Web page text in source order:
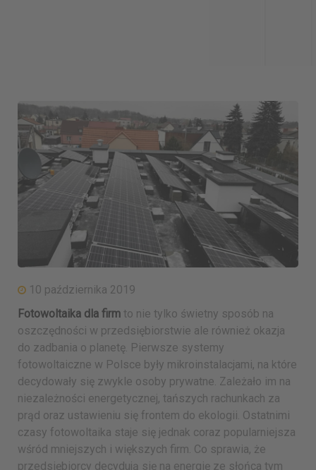
10 października 2019
Fotowoltaika dla firm to nie tylko świetny sposób na
oszczędności w przedsiębiorstwie ale również okazja
do zadbania o planetę. Pierwsze systemy
fotowoltaiczne w Polsce były mikroinstalacjami, na które
decydowały się zwykle osoby prywatne. Zależało im na
niezależności energetycznej, tańszych rachunkach za
prąd oraz ustawieniu się frontem do ekologii. Ostatnimi
czasy fotowoltaika staje się jednak coraz popularniejsza
wśród mniejszych i większych firm. Co sprawia, że
przedsiębiorcy decydują się na energię ze słońca tym